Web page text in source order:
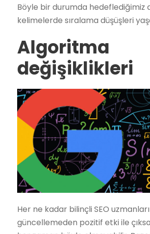
Böyle bir durumda hedeflediğimiz
kelimelerde sıralama düşüşleri
Algoritma
değişiklikleri
Her ne kadar bilinçli SEO
güncellemeden pozitif etki ile